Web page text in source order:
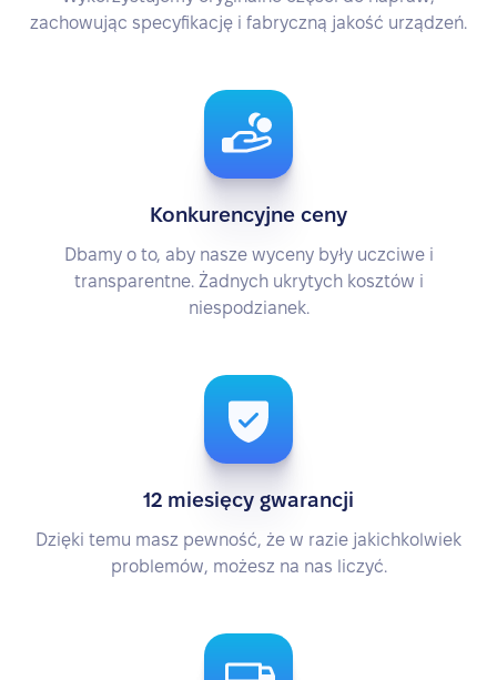
zachowując specyfikację i fabryczną jakość urządzeń.
Konkurencyjne ceny
Dbamy o to, aby nasze wyceny były uczciwe i
transparentne. Żadnych ukrytych kosztów i
niespodzianek.
12 miesięcy gwarancji
Dzięki temu masz pewność, że w razie jakichkolwiek
problemów, możesz na nas liczyć.